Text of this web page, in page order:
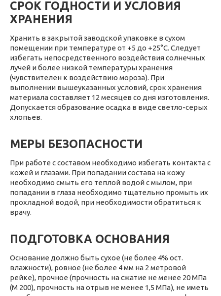
СРОК ГОДНОСТИ И УСЛОВИЯ
ХРАНЕНИЯ
Хранить в закрытой заводской упаковке в сухом
помещении при температуре от +5 до +25°С. Следует
избегать непосредственного воздействия солнечных
лучей и более низкой температуры хранения
(чувствителен к воздействию мороза). При
выполнении вышеуказанных условий, срок хранения
материала составляет 12 месяцев со дня изготовления.
Допускается образование осадка в виде светло-серых
хлопьев.
МЕРЫ БЕЗОПАСНОСТИ
При работе с составом необходимо избегать контакта с
кожей и глазами. При попадании состава на кожу
необходимо смыть его теплой водой с мылом, при
попадании в глаза необходимо тщательно промыть их
прохладной водой, при необходимости обратиться к
врачу.
ПОДГОТОВКА ОСНОВАНИЯ
Основание должно быть сухое (не более 4% ост.
влажности), ровное (не более 4 мм на 2 метровой
рейке), прочное (прочность на сжатие не менее 20 МПа
(М 200), прочность на отрыв не менее 1,5 МПа), не иметь